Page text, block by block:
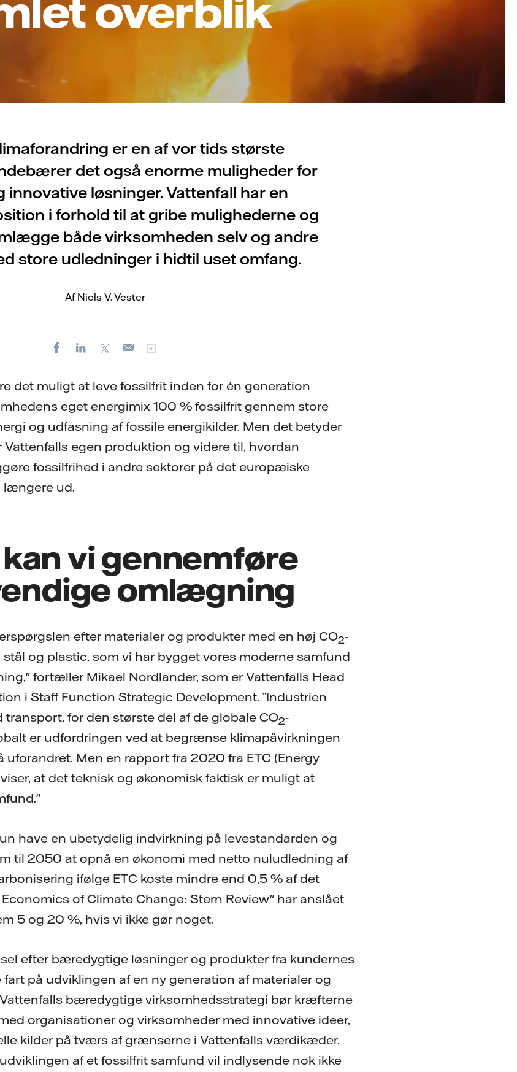
er en af vor tids største
det også enorme muligheder for
innovative løsninger. Vattenfall har en
i forhold til at gribe mulighederne og
både virksomheden selv og andre
store udledninger i hidtil uset omfang.
Af Niels V. Vester
FacebookLinkedIn
X
E-
det muligt at leve fossilfrit inden for én generation
eget energimix 100 % fossilfrit gennem store
og udfasning af fossile energikilder. Men det betyder
Vattenfalls egen produktion og videre til, hvordan
fossilfrihed i andre sektorer på det europæiske
længere ud.
vi gennemføre
omlægning
efter materialer og produkter med en høj CO2-
og plastic, som vi har bygget vores moderne samfund
fortæller Mikael Nordlander, som er Vattenfalls Head
i Staff Function Strategic Development. ”Industrien
for den største del af de globale CO2-
er udfordringen ved at begrænse klimapåvirkningen
uforandret. Men en rapport fra 2020 fra ETC (Energy
at det teknisk og økonomisk faktisk er muligt at
have en ubetydelig indvirkning på levestandarden og
til 2050 at opnå en økonomi med netto nuludledning af
ifølge ETC koste mindre end 0,5 % af det
of Climate Change: Stern Review" har anslået
5 og 20 %, hvis vi ikke gør noget.
efter bæredygtige løsninger og produkter fra kundernes
på udviklingen af en ny generation af materialer og
bæredygtige virksomhedsstrategi bør kræfterne
organisationer og virksomheder med innovative ideer,
kilder på tværs af grænserne i Vattenfalls værdikæder.
af et fossilfrit samfund vil indlysende nok ikke